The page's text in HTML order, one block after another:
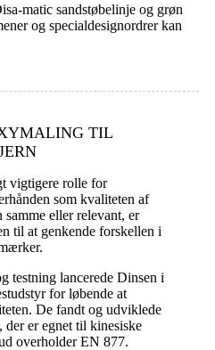
matic sandstøbelinje og grøn
og specialdesignordrer kan
TIL
vigtigere rolle for
som kvaliteten af
eller relevant, er
til at genkende forskellen i
testning lancerede Dinsen i
for løbende at
De fandt og udviklede
er egnet til kinesiske
overholder EN 877.